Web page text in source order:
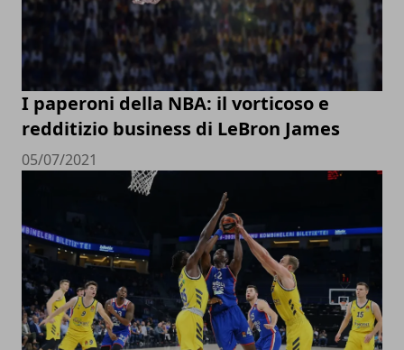
I paperoni della NBA: il vorticoso e
redditizio business di LeBron James
05/07/2021